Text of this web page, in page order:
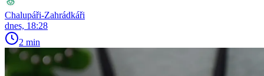
Chalupáři-Zahrádkáři
dnes, 18:28
2 min